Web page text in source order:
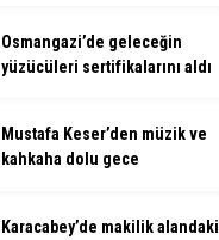
Osmangazi’de geleceğin
yüzücüleri sertifikalarını aldı
Mustafa Keser’den müzik ve
kahkaha dolu gece
Karacabey’de makilik alandaki